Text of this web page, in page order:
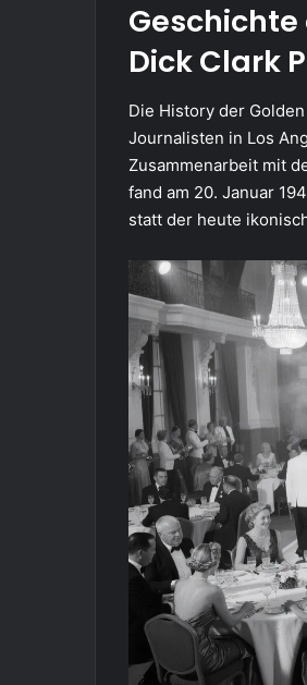
Geschichte
Dick Clark
Die History der
Journalisten in Los
Zusammenarbeit mit
fand am 20. Januar
statt der heute